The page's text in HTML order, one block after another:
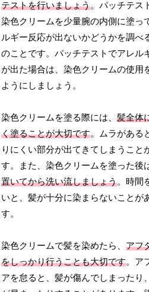
テストを行いましょう。パッチテス
染色クリームを少量腕の内側に塗っ
ルギー反応が出ないかどうかを調べ
のことです。パッチテストでアレル
が出た場合は、染色クリームの使用
ようにしましょう。
染色クリームを塗る際には、髪全体
く塗ることが大切です。ムラがある
りにくい部分が出てきてしまうこと
す。また、染色クリームを塗った後
置いてから洗い流しましょう。時間
いと、髪が十分に染まらないことが
す。
染色クリームで髪を染めたら、アフ
をしっかり行うことも大切です。ア
アを怠ると、髪が傷んでしまったり